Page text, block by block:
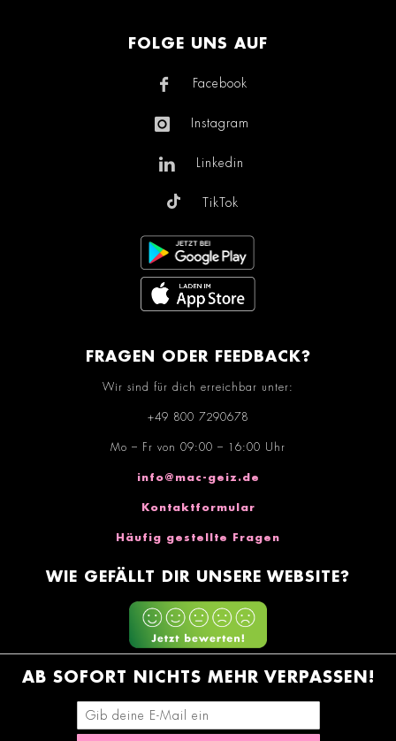
FOLGE UNS AUF
Facebook
Instagram
Linkedin
TikTok
FRAGEN ODER FEEDBACK?
Wir sind für dich erreichbar unter:
+49 800 7290678
Mo – Fr von 09:00 – 16:00 Uhr
info@mac-geiz.de
Kontaktformular
Häufig gestellte Fragen
WIE GEFÄLLT DIR UNSERE WEBSITE?
AB SOFORT NICHTS MEHR VERPASSEN!
E-Mail-Adresse eingeben